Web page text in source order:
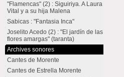
"Flamencas" (2) : Siguiriya. A Laura
Vital y a su hija Malena
Sabicas : "Fantasia Inca"
Joselito Acedo (2) : "El jardín de las
flores amargas" (taranta)
Archives sonores
Cantes de Morente
Cantes de Estrella Morente